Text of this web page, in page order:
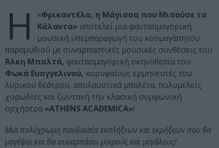
H «Φρικαντέλα, η Μάγισσα που Μισούσε τα
Κάλαντα» αποτελεί μια φαντασμαγορική
μουσική υπερπαραγωγή του κοσμαγάπητου
παραμυθιού με συναρπαστικές μουσικές συνθέσεις του
Άλκη Mπαλτά, φαντασμαγορική σκηνοθεσία του
Φωκά Ευαγγελινού, κορυφαίους ερμηνευτές του
λυρικού θεάτρου, απολαυστικά μπαλέτα, πολυμελείς
χορωδίες και ζωντανή την κλασική συμφωνική
ορχήστρα «ATHENS ACADEMICA»!
Μια πολύχρωμη πανδαισία εκπλήξεων και εκρήξεων που θα
μαγέψει και θα συναρπάσει μικρούς και μεγάλους!